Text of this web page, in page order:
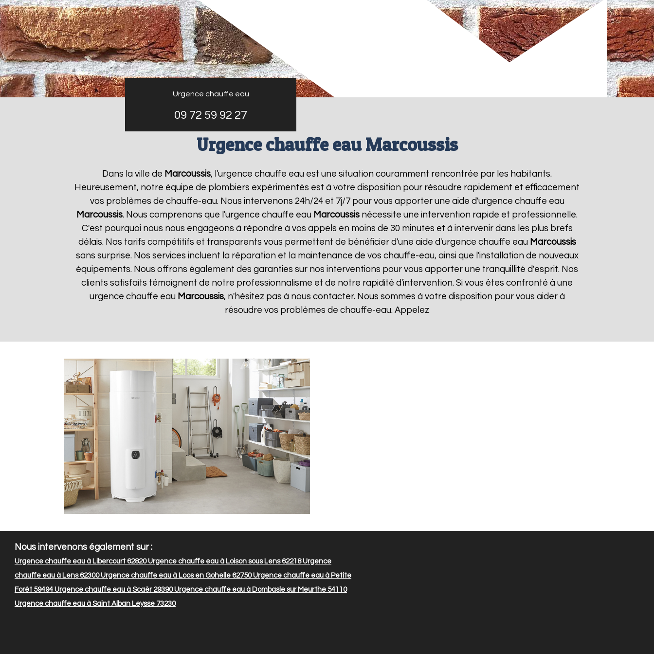
Urgence chauffe eau
09 72 59 92 27
Urgence chauffe eau Marcoussis
Dans la ville de Marcoussis, l'urgence chauffe eau est une situation couramment rencontrée par les habitants.
Heureusement, notre équipe de plombiers expérimentés est à votre disposition pour résoudre rapidement et efficacement
vos problèmes de chauffe-eau. Nous intervenons 24h/24 et 7j/7 pour vous apporter une aide d'urgence chauffe eau
Marcoussis. Nous comprenons que l'urgence chauffe eau Marcoussis nécessite une intervention rapide et professionnelle.
C'est pourquoi nous nous engageons à répondre à vos appels en moins de 30 minutes et à intervenir dans les plus brefs
délais. Nos tarifs compétitifs et transparents vous permettent de bénéficier d'une aide d'urgence chauffe eau Marcoussis
sans surprise. Nos services incluent la réparation et la maintenance de vos chauffe-eau, ainsi que l'installation de nouveaux
équipements. Nous offrons également des garanties sur nos interventions pour vous apporter une tranquillité d'esprit. Nos
clients satisfaits témoignent de notre professionnalisme et de notre rapidité d'intervention. Si vous êtes confronté à une
urgence chauffe eau Marcoussis, n'hésitez pas à nous contacter. Nous sommes à votre disposition pour vous aider à
résoudre vos problèmes de chauffe-eau. Appelez
Nous intervenons également sur :
Urgence chauffe eau à Libercourt 62820Urgence chauffe eau à Loison sous Lens 62218Urgence
chauffe eau à Lens 62300Urgence chauffe eau à Loos en Gohelle 62750Urgence chauffe eau à Petite
Forêt 59494 Urgence chauffe eau à Scaër 29390Urgence chauffe eau à Dombasle sur Meurthe 54110
Urgence chauffe eau à Saint Alban Leysse 73230